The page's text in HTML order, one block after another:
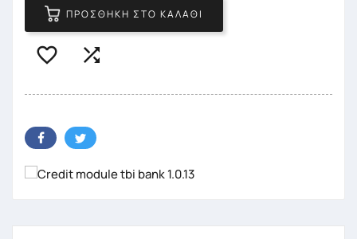
ΠΡΟΣΘΉΚΗ ΣΤΟ ΚΑΛΆΘΙ
 